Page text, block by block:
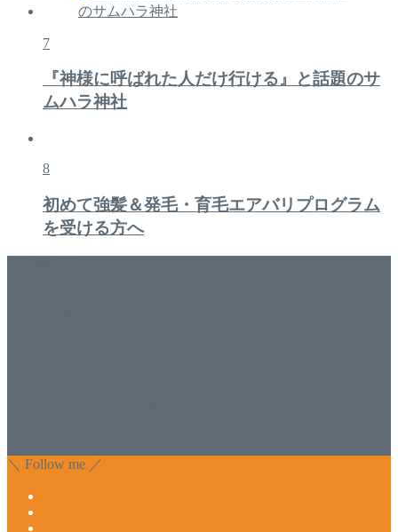
7
『神様に呼ばれた人だけ行ける』と話題のサ
ムハラ神社
8
初めて強髪＆発毛・育毛エアバリプログラム
を受ける方へ
＼ Follow me ／